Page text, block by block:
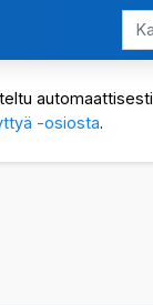
-osiosta.